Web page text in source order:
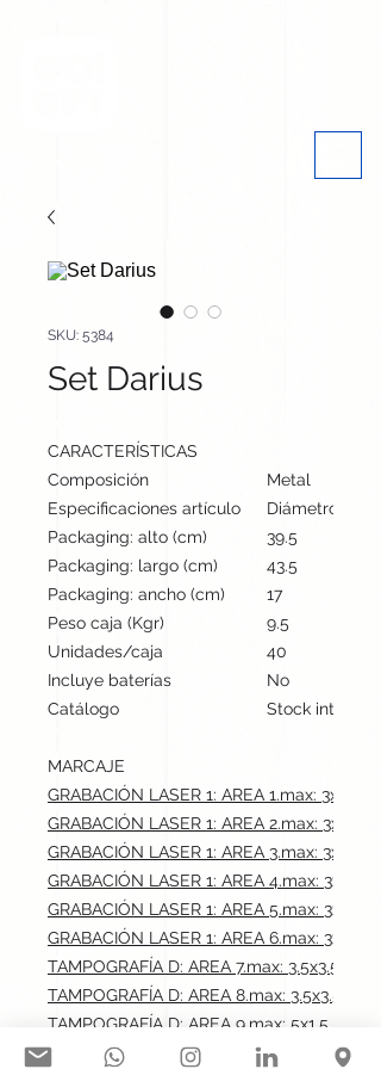
SKU: 5384
Set Darius
CARACTERÍSTICAS
Composición
Metal
Especificaciones artículo
Diámetro: 1.3
Packaging: alto (cm)
39.5
Packaging: largo (cm)
43.5
Packaging: ancho (cm)
17
Peso caja (Kgr)
9.5
Unidades/caja
40
Incluye baterías
No
Catálogo
Stock
MARCAJE
GRABACIÓN LASER 1: AREA 1.max: 3x0.6 cm
GRABACIÓN LASER 1: AREA 2.max: 3x0.6
GRABACIÓN LASER 1: AREA 3.max: 3x0.6
GRABACIÓN LASER 1: AREA 4.max: 3x0.6
GRABACIÓN LASER 1: AREA 5.max: 3x0.6
GRABACIÓN LASER 1: AREA 6.max: 3x0.6
TAMPOGRAFÍA D: AREA 7.max: 3.5x3.5 cm
TAMPOGRAFÍA D: AREA 8.max: 3.5x3.5 cm
TAMPOGRAFÍA D: AREA 9.max: 5x1.5 cm